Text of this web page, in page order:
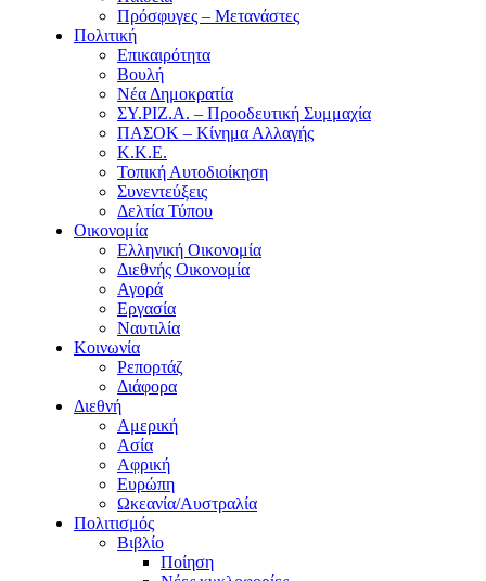
Πρόσφυγες – Μετανάστες
Πολιτική
Επικαιρότητα
Βουλή
Νέα Δημοκρατία
ΣΥ.ΡΙΖ.Α. – Προοδευτική Συμμαχία
ΠΑΣΟΚ – Κίνημα Αλλαγής
Κ.Κ.Ε.
Τοπική Αυτοδιοίκηση
Συνεντεύξεις
Δελτία Τύπου
Οικονομία
Ελληνική Οικονομία
Διεθνής Οικονομία
Αγορά
Εργασία
Ναυτιλία
Κοινωνία
Ρεπορτάζ
Διάφορα
Διεθνή
Αμερική
Ασία
Αφρική
Ευρώπη
Ωκεανία/Αυστραλία
Πολιτισμός
Βιβλίο
Ποίηση